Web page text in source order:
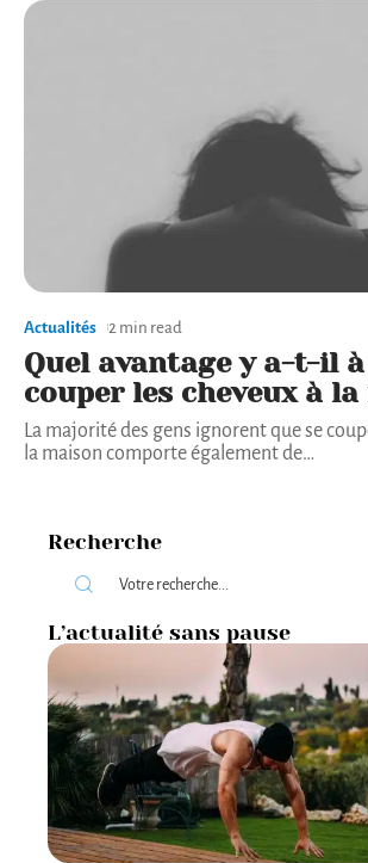
Actualités 2 min read
Quel avantage y a-t-il à
couper les cheveux à
La majorité des gens ignorent que se
la maison comporte également de…
Recherche
L’actualité sans pause